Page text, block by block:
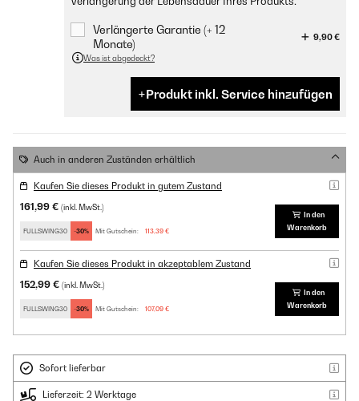
Verlängerte Garantie (+ 12
Monate)
9,90 €
Was ist abgedeckt?
Produkt inkl. Service hinzufügen
Auch in anderen Zuständen erhältlich
Kaufen Sie dieses Produkt in gutem Zustand
161,99 € (inkl. MwSt.)
FULLSWING30 -30% Mit Gutschein: 113,39 €
In den
Warenkorb
Kaufen Sie dieses Produkt in akzeptablem Zustand
152,99 € (inkl. MwSt.)
FULLSWING30 -30% Mit Gutschein: 107,09 €
In den
Warenkorb
Sofort lieferbar
Lieferzeit: 2 Werktage